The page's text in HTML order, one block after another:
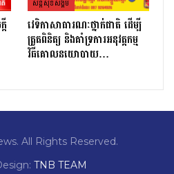
សន្តិសុខសង្គម
វេទិកាសាធារណៈថ្នាក់ជាតិ ដើម្បី
ត្រួតពិនិត្យ និងគាំទ្រការអនុវត្តកម្ម
វិធីគោលនយោបាយ…
All Rights Reserved.
TNB TEAM